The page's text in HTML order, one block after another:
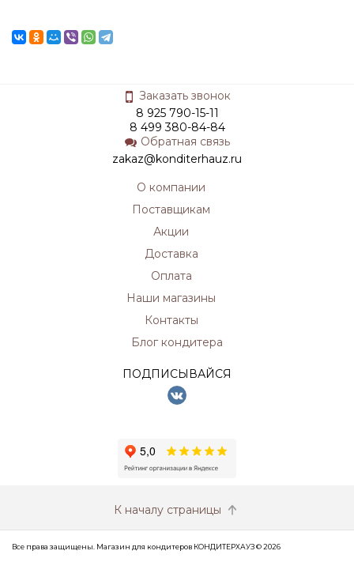
Заказать звонок
8 925 790-15-11
8 499 380-84-84
Обратная связь
zakaz@konditerhauz.ru
О компании
Поставщикам
Акции
Доставка
Оплата
Наши магазины
Контакты
Блог кондитера
ПОДПИСЫВАЙСЯ
К началу страницы
Все права защищены. Магазин для кондитеров КОНДИТЕРХАУЗ © 2026